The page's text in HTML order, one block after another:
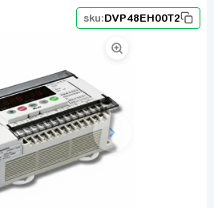
sku:DVP48EH00T2